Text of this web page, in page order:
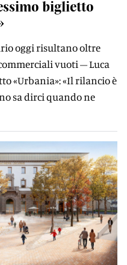
biglietto
oggi risultano oltre
vuoti – Luca
«Urbania»: «Il rilancio è
sa dirci quando ne